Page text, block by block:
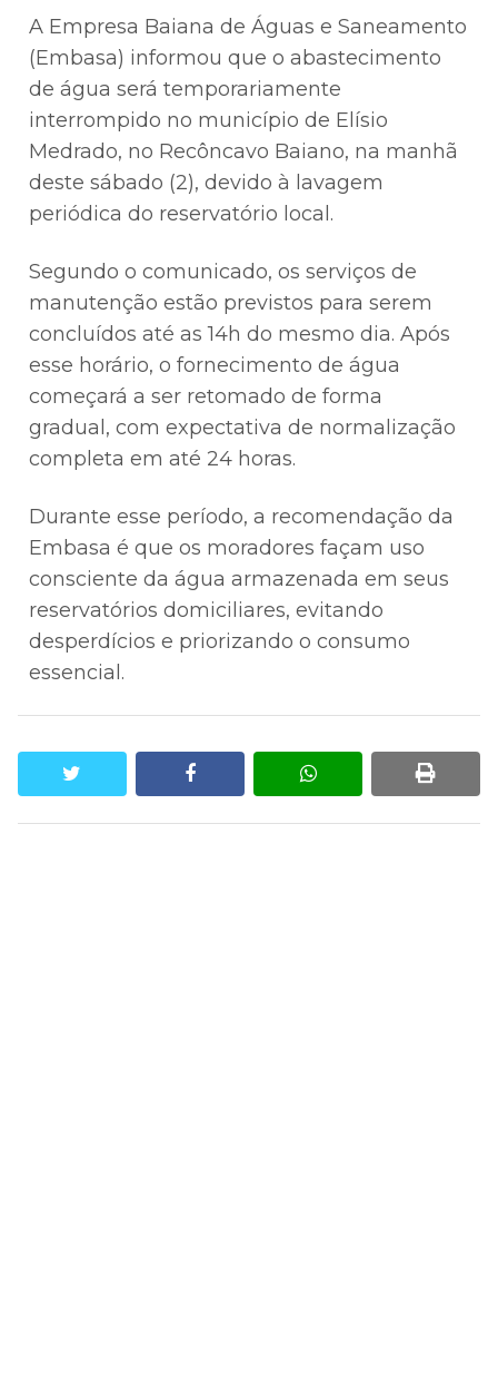
A Empresa Baiana de Águas e Saneamento
(Embasa) informou que o abastecimento
de água será temporariamente
interrompido no município de Elísio
Medrado, no Recôncavo Baiano, na manhã
deste sábado (2), devido à lavagem
periódica do reservatório local.
Segundo o comunicado, os serviços de
manutenção estão previstos para serem
concluídos até as 14h do mesmo dia. Após
esse horário, o fornecimento de água
começará a ser retomado de forma
gradual, com expectativa de normalização
completa em até 24 horas.
Durante esse período, a recomendação da
Embasa é que os moradores façam uso
consciente da água armazenada em seus
reservatórios domiciliares, evitando
desperdícios e priorizando o consumo
essencial.
facebook whatsapp print